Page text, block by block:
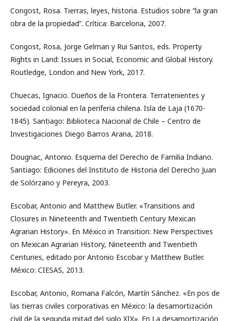
Congost, Rosa. Tierras, leyes, historia. Estudios sobre “la gran
obra de la propiedad”. Crítica: Barcelona, 2007.
Congost, Rosa, Jorge Gelman y Rui Santos, eds. Property
Rights in Land: Issues in Social, Economic and Global History.
Routledge, London and New York, 2017.
Chuecas, Ignacio. Dueños de la Frontera. Terratenientes y
sociedad colonial en la periferia chilena. Isla de Laja (1670-
1845). Santiago: Biblioteca Nacional de Chile – Centro de
Investigaciones Diego Barros Arana, 2018.
Dougnac, Antonio. Esquema del Derecho de Familia Indiano.
Santiago: Ediciones del Instituto de Historia del Derecho Juan
de Solórzano y Pereyra, 2003.
Escobar, Antonio and Matthew Butler. «Transitions and
Closures in Nineteenth and Twentieth Century Mexican
Agrarian History». En México in Transition: New Perspectives
on Mexican Agrarian History, Nineteenth and Twentieth
Centuries, editado por Antonio Escobar y Matthew Butler.
México: CIESAS, 2013.
Escobar, Antonio, Romana Falcón, Martín Sánchez. «En pos de
las tierras civiles corporativas en México: la desamortización
civil de la segunda mitad del siglo XIX». En La desamortización